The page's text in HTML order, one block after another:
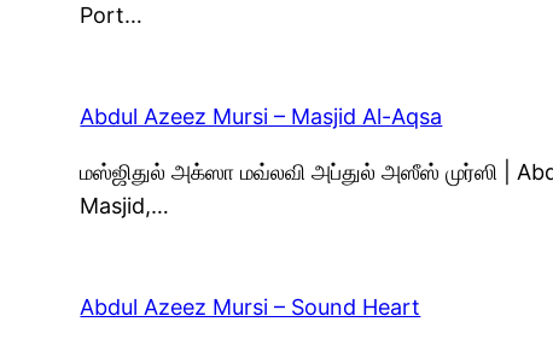
Port…
Abdul Azeez Mursi – Masjid Al-Aqsa
மஸ்ஜிதுல் அக்ஸா மவ்லவி அப்துல் அஸீஸ் முர்ஸி |
Masjid,…
Abdul Azeez Mursi – Sound Heart